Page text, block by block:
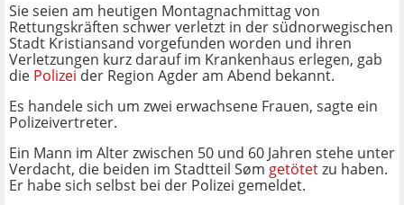
Sie seien am heutigen Montagnachmittag von
Rettungskräften schwer verletzt in der südnorwegischen
Stadt Kristiansand vorgefunden worden und ihren
Verletzungen kurz darauf im Krankenhaus erlegen, gab
die Polizei der Region Agder am Abend bekannt.
Es handele sich um zwei erwachsene Frauen, sagte ein
Polizeivertreter.
Ein Mann im Alter zwischen 50 und 60 Jahren stehe unter
Verdacht, die beiden im Stadtteil Søm getötetzu haben.
Er habe sich selbst bei der Polizei gemeldet.